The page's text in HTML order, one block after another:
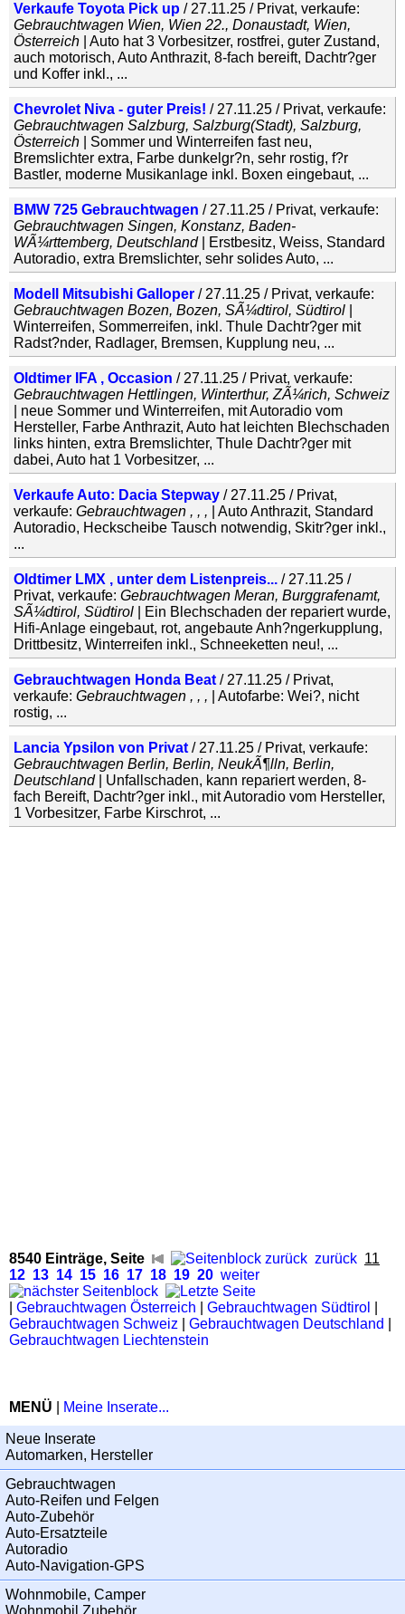
Verkaufe Toyota Pick up / 27.11.25 / Privat, verkaufe:
Gebrauchtwagen Wien, Wien 22., Donaustadt, Wien,
Österreich | Auto hat 3 Vorbesitzer, rostfrei, guter Zustand,
auch motorisch, Auto Anthrazit, 8-fach bereift, Dachtr?ger
und Koffer inkl., ...
Chevrolet Niva - guter Preis! / 27.11.25 / Privat, verkaufe:
Gebrauchtwagen Salzburg, Salzburg(Stadt), Salzburg,
Österreich | Sommer und Winterreifen fast neu,
Bremslichter extra, Farbe dunkelgr?n, sehr rostig, f?r
Bastler, moderne Musikanlage inkl. Boxen eingebaut, ...
BMW 725 Gebrauchtwagen / 27.11.25 / Privat, verkaufe:
Gebrauchtwagen Singen, Konstanz, Baden-
WÃ¼rttemberg, Deutschland| Erstbesitz, Weiss, Standard
Autoradio, extra Bremslichter, sehr solides Auto, ...
Modell Mitsubishi Galloper / 27.11.25 / Privat, verkaufe:
Gebrauchtwagen Bozen, Bozen, SÃ¼dtirol, Südtirol
Winterreifen, Sommerreifen, inkl. Thule Dachtr?ger mit
Radst?nder, Radlager, Bremsen, Kupplung neu, ...
Oldtimer IFA , Occasion / 27.11.25 / Privat, verkaufe:
Gebrauchtwagen Hettlingen, Winterthur, ZÃ¼rich, Schweiz
| neue Sommer und Winterreifen, mit Autoradio vom
Hersteller, Farbe Anthrazit, Auto hat leichten Blechschaden
links hinten, extra Bremslichter, Thule Dachtr?ger mit
dabei, Auto hat 1 Vorbesitzer, ...
Verkaufe Auto: Dacia Stepway / 27.11.25 / Privat,
verkaufe: Gebrauchtwagen , , ,
| Auto Anthrazit, Standard
Autoradio, Heckscheibe Tausch notwendig, Skitr?ger inkl.,
...
Oldtimer LMX , unter dem Listenpreis... / 27.11.25 /
Privat, verkaufe: Gebrauchtwagen Meran, Burggrafenamt,
SÃ¼dtirol, Südtirol | Ein Blechschaden der repariert wurde,
Hifi-Anlage eingebaut, rot, angebaute Anh?ngerkupplung,
Drittbesitz, Winterreifen inkl., Schneeketten neu!, ...
Gebrauchtwagen Honda Beat / 27.11.25 / Privat,
verkaufe: Gebrauchtwagen , , ,
| Autofarbe: Wei?, nicht
rostig, ...
Lancia Ypsilon von Privat / 27.11.25 / Privat, verkaufe:
Gebrauchtwagen Berlin, Berlin, NeukÃ¶lln, Berlin,
Deutschland| Unfallschaden, kann repariert werden, 8-
fach Bereift, Dachtr?ger inkl., mit Autoradio vom Hersteller,
1 Vorbesitzer, Farbe Kirschrot, ...
8540 Einträge, Seite zurück 11
12 13 14 15 16 17 18 19 20 weiter
Gebrauchtwagen Österreich Gebrauchtwagen Südtirol
Gebrauchtwagen Schweiz
Gebrauchtwagen Deutschland
Gebrauchtwagen Liechtenstein
MENÜ Meine Inserate...
Neue Inserate
Automarken, Hersteller
Gebrauchtwagen
Auto-Reifen und Felgen
Auto-Zubehör
Auto-Ersatzteile
Autoradio
Auto-Navigation-GPS
Wohnmobile, Camper
Wohnmobil Zubehör